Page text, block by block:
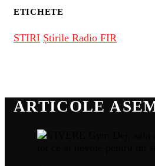
ETICHETE
STIRI Știrile Radio FIR
ARTICOLE